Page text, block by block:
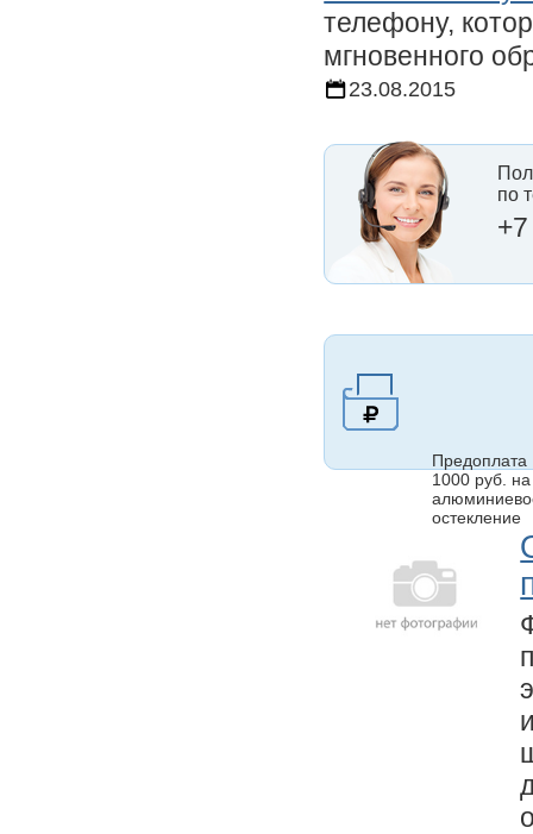
телефону,
мгновенного
23.08.2015
по
Предоплата
1000 руб. на
остекление